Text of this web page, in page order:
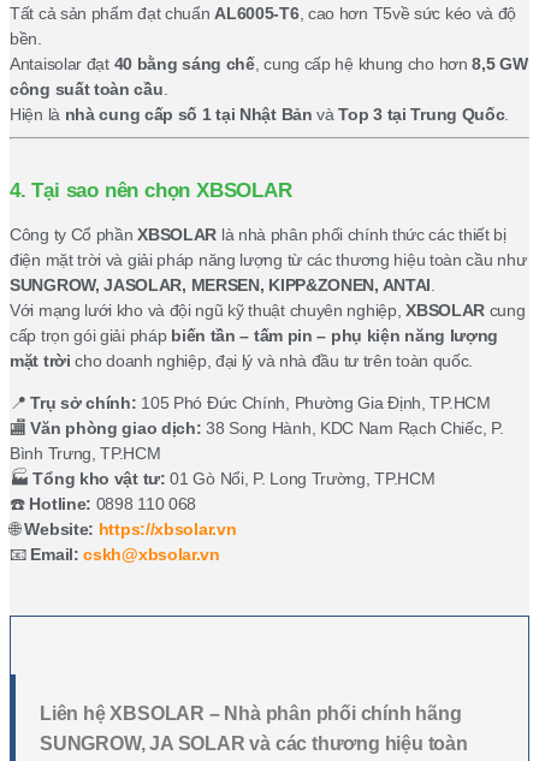
Tất cả sản phẩm đạt chuẩnAL6005-T6, cao hơn T5về sức kéo và độ
bền.
Antaisolar đạt 40 bằng sáng chế, cung cấp hệ khung cho hơn8,5 GW
công suất toàn cầu.
Hiện là nhà cung cấp số 1 tại Nhật Bản vàTop 3 tại Trung Quốc.
4. Tại sao nên chọn XBSOLAR
Công ty Cổ phầnXBSOLAR là nhà phân phối chính thức các thiết bị
điện mặt trời và giải pháp năng lượng từ các thương hiệu toàn cầu như
SUNGROW, JASOLAR, MERSEN, KIPP&ZONEN, ANTAI
Với mạng lưới kho và đội ngũ kỹ thuật chuyên nghiệp,XBSOLAR cung
cấp trọn gói giải pháp biến tần – tấm pin – phụ kiện năng lượng
mặt trời cho doanh nghiệp, đại lý và nhà đầu tư trên toàn quốc.
📍Trụ sở chính: 105 Phó Đức Chính, Phường Gia Định, TP.HCM
🏬Văn phòng giao dịch: 38 Song Hành, KDC Nam Rạch Chiếc, P.
Bình Trưng, TP.HCM
🏭Tổng kho vật tư: 01 Gò Nổi, P. Long Trường, TP.HCM
☎️ Hotline: 0898 110 068
🌐Website: https://xbsolar.vn
📧 Email: cskh@xbsolar.vn
Liên hệ XBSOLAR – Nhà phân phối chính hãng
SUNGROW, JA SOLAR và các thương hiệu toàn